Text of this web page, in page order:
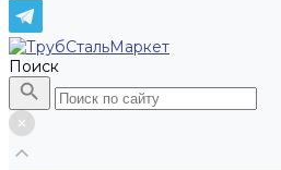
Поиск